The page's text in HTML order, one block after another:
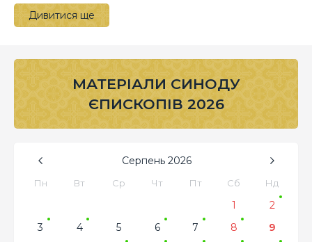
Дивитися ще
МАТЕРІАЛИ СИНОДУ
ЄПИСКОПІВ 2026
Серпень 2026
Пн Вт Ср Чт Пт Сб Нд
1
2
3
4 5 6 7 8
9